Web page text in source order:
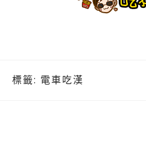
標籤: 電車吃漢